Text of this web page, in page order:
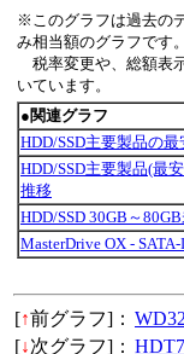
※このグラフは過去の
み相当額のグラフです。
税率変更や、総額表
いています。
●関連グラフ
HDD/SSD主要製品の
HDD/SSD主要製品(最
推移
HDD/SSD 30GB～
MasterDrive OX -
[↑前グラフ]：
[↓次グラフ]：